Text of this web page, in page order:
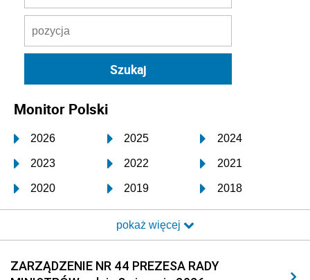
Monitor Polski
2026 2025 2024
2023 2022 2021
2020 2019 2018
2017 2016 2015
2014 2013 2012
2011 2010 2009
pokaż więcej
ZARZĄDZENIE NR 44 PREZESA RADY